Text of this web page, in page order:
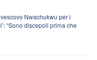
Nwachukwu per i
“Sono discepoli prima che